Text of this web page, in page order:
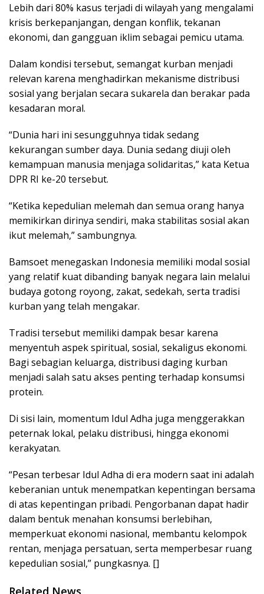
Lebih dari 80% kasus terjadi di wilayah yang mengalami
krisis berkepanjangan, dengan konflik, tekanan
ekonomi, dan gangguan iklim sebagai pemicu utama.
Dalam kondisi tersebut, semangat kurban menjadi
relevan karena menghadirkan mekanisme distribusi
sosial yang berjalan secara sukarela dan berakar pada
kesadaran moral.
“Dunia hari ini sesungguhnya tidak sedang
kekurangan sumber daya. Dunia sedang diuji oleh
kemampuan manusia menjaga solidaritas,” kata Ketua
DPR RI ke-20 tersebut.
“Ketika kepedulian melemah dan semua orang hanya
memikirkan dirinya sendiri, maka stabilitas sosial akan
ikut melemah,” sambungnya.
Bamsoet menegaskan Indonesia memiliki modal sosial
yang relatif kuat dibanding banyak negara lain melalui
budaya gotong royong, zakat, sedekah, serta tradisi
kurban yang telah mengakar.
Tradisi tersebut memiliki dampak besar karena
menyentuh aspek spiritual, sosial, sekaligus ekonomi.
Bagi sebagian keluarga, distribusi daging kurban
menjadi salah satu akses penting terhadap konsumsi
protein.
Di sisi lain, momentum Idul Adha juga menggerakkan
peternak lokal, pelaku distribusi, hingga ekonomi
kerakyatan.
“Pesan terbesar Idul Adha di era modern saat ini adalah
keberanian untuk menempatkan kepentingan bersama
di atas kepentingan pribadi. Pengorbanan dapat hadir
dalam bentuk menahan konsumsi berlebihan,
memperkuat ekonomi nasional, membantu kelompok
rentan, menjaga persatuan, serta memperbesar ruang
kepedulian sosial,” pungkasnya. []
Related News